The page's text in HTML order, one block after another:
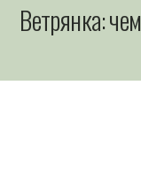
Ветрянка: